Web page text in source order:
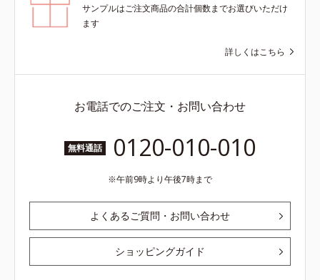
サンプルはご注文商品の合計個数までお選びいただけ
ます
詳しくはこちら
お電話でのご注文・お問い合わせ
無料通話 0120-010-010
午前9時より午後7時まで
よくあるご質問・お問い合わせ
ショッピングガイド